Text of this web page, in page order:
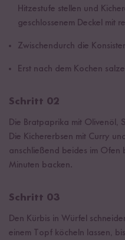
Hitzestufe stellen und
geschlossenem Deckel mit
Zwischendurch die
Erst nach dem Kochen
Schritt 02
Die Bratpaprika mit Olivenöl,
Die Kichererbsen mit Curry
anschließend beides im
Minuten backen.
Schritt 03
Den Kürbis in Würfel
einem Topf köcheln lassen,